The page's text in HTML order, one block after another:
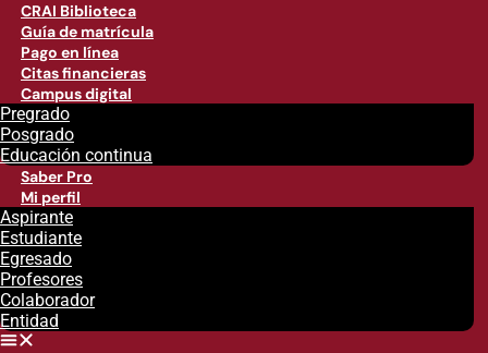
CRAI Biblioteca
Guía de matrícula
Pago en línea
Citas financieras
Campus digital
Pregrado
Posgrado
Educación continua
Saber Pro
Mi perfil
Aspirante
Estudiante
Egresado
Profesores
Colaborador
Entidad